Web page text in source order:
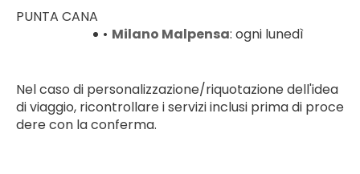
PUNTA CANA
Milano Malpensa: ogni lunedì
Nel caso di personalizzazione/riquotazione dell'idea
di viaggio, ricontrollare i servizi inclusi prima di proce
dere con la conferma.